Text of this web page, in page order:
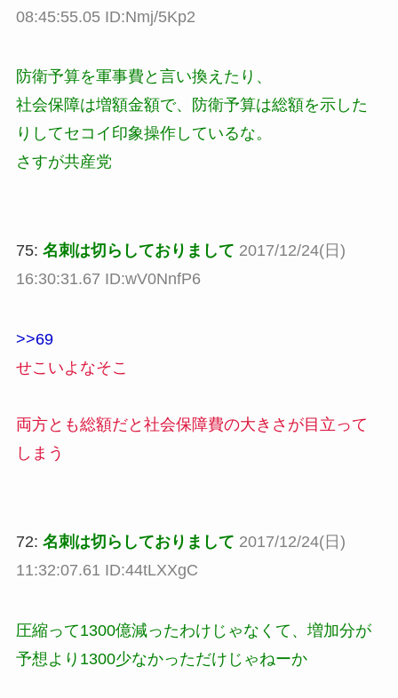
08:45:55.05 ID:Nmj/5Kp2
防衛予算を軍事費と言い換えたり、
社会保障は増額金額で、防衛予算は総額を示した
りしてセコイ印象操作しているな。
さすが共産党
75: 名刺は切らしておりまして 2017/12/24(日)
16:30:31.67 ID:wV0NnfP6
>>69
せこいよなそこ
両方とも総額だと社会保障費の大きさが目立って
しまう
72: 名刺は切らしておりまして 2017/12/24(日)
11:32:07.61 ID:44tLXXgC
圧縮って1300億減ったわけじゃなくて、増加分が
予想より1300少なかっただけじゃねーか